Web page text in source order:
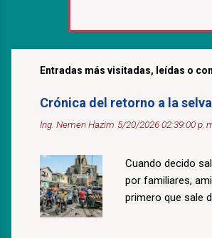
Entradas más visitadas, leídas o
Crónica del retorno a la
Ing. Nemen Hazim 5/20/2026 02:39:00 p.
Cuando decido
por familiares,
primero que sale